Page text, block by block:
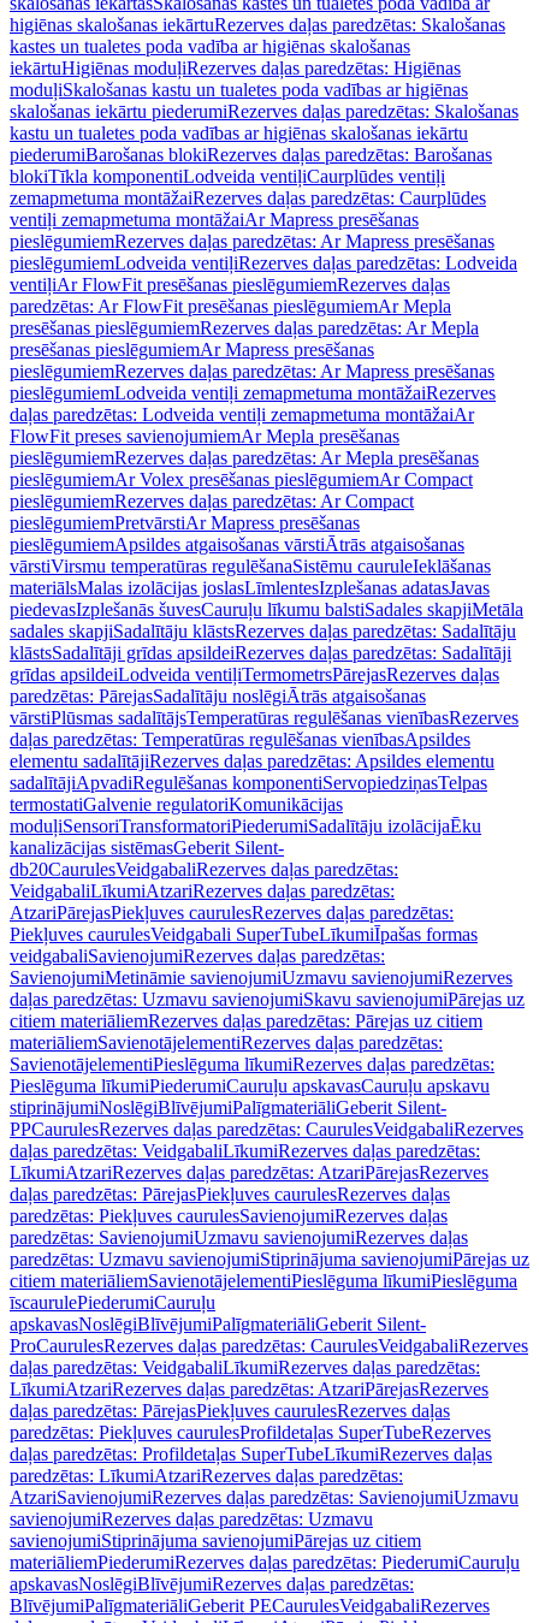
higiēnas skalošanas iekārtuRezerves daļas paredzētas: Skalošanas
kastes un tualetes poda vadība ar higiēnas skalošanas
iekārtuHigiēnas moduļiRezerves daļas paredzētas: Higiēnas
moduļiSkalošanas kastu un tualetes poda vadības ar higiēnas
skalošanas iekārtu piederumiRezerves daļas paredzētas: Skalošanas
kastu un tualetes poda vadības ar higiēnas skalošanas iekārtu
piederumiBarošanas blokiRezerves daļas paredzētas: Barošanas
blokiTīkla komponentiLodveida ventiļiCaurplūdes ventiļi
zemapmetuma montāžaiRezerves daļas paredzētas: Caurplūdes
ventiļi zemapmetuma montāžaiAr Mapress presēšanas
pieslēgumiemRezerves daļas paredzētas: Ar Mapress presēšanas
pieslēgumiemLodveida ventiļiRezerves daļas paredzētas: Lodveida
ventiļiAr FlowFit presēšanas pieslēgumiemRezerves daļas
paredzētas: Ar FlowFit presēšanas pieslēgumiemAr Mepla
presēšanas pieslēgumiemRezerves daļas paredzētas: Ar Mepla
presēšanas pieslēgumiemAr Mapress presēšanas
pieslēgumiemRezerves daļas paredzētas: Ar Mapress presēšanas
pieslēgumiemLodveida ventiļi zemapmetuma montāžaiRezerves
daļas paredzētas: Lodveida ventiļi zemapmetuma montāžaiAr
FlowFit preses savienojumiemAr Mepla presēšanas
pieslēgumiemRezerves daļas paredzētas: Ar Mepla presēšanas
pieslēgumiemAr Volex presēšanas pieslēgumiemAr Compact
pieslēgumiemRezerves daļas paredzētas: Ar Compact
pieslēgumiemPretvārstiAr Mapress presēšanas
pieslēgumiemApsildes atgaisošanas vārstiĀtrās atgaisošanas
vārstiVirsmu temperatūras regulēšanaSistēmu cauruleIeklāšanas
materiālsMalas izolācijas joslasLīmlentesIzplešanas adatasJavas
piedevasIzplešanās šuvesCauruļu līkumu balstiSadales skapjiMetāla
sadales skapjiSadalītāju klāstsRezerves daļas paredzētas: Sadalītāju
klāstsSadalītāji grīdas apsildeiRezerves daļas paredzētas: Sadalītāji
grīdas apsildeiLodveida ventiļiTermometrsPārejasRezerves daļas
paredzētas: PārejasSadalītāju noslēgiĀtrās atgaisošanas
vārstiPlūsmas sadalītājsTemperatūras regulēšanas vienībasRezerves
daļas paredzētas: Temperatūras regulēšanas vienībasApsildes
elementu sadalītājiRezerves daļas paredzētas: Apsildes elementu
sadalītājiApvadiRegulēšanas komponentiServopiedziņasTelpas
termostatiGalvenie regulatoriKomunikācijas
moduļiSensoriTransformatoriPiederumiSadalītāju izolācijaĒku
kanalizācijas sistēmasGeberit Silent-
db20CaurulesVeidgabaliRezerves daļas paredzētas:
VeidgabaliLīkumiAtzariRezerves daļas paredzētas:
AtzariPārejasPiekļuves caurulesRezerves daļas paredzētas:
Piekļuves caurulesVeidgabali SuperTubeLīkumiĪpašas formas
veidgabaliSavienojumiRezerves daļas paredzētas:
SavienojumiMetināmie savienojumiUzmavu savienojumiRezerves
daļas paredzētas: Uzmavu savienojumiSkavu savienojumiPārejas uz
citiem materiāliemRezerves daļas paredzētas: Pārejas uz citiem
materiāliemSavienotājelementiRezerves daļas paredzētas:
SavienotājelementiPieslēguma līkumiRezerves daļas paredzētas:
Pieslēguma līkumiPiederumiCauruļu apskavasCauruļu apskavu
stiprinājumiNoslēgiBlīvējumiPalīgmateriāliGeberit Silent-
PPCaurulesRezerves daļas paredzētas: CaurulesVeidgabaliRezerves
daļas paredzētas: VeidgabaliLīkumiRezerves daļas paredzētas:
LīkumiAtzariRezerves daļas paredzētas: AtzariPārejasRezerves
daļas paredzētas: PārejasPiekļuves caurulesRezerves daļas
paredzētas: Piekļuves caurulesSavienojumiRezerves daļas
paredzētas: SavienojumiUzmavu savienojumiRezerves daļas
paredzētas: Uzmavu savienojumiStiprinājuma savienojumiPārejas uz
citiem materiāliemSavienotājelementiPieslēguma līkumiPieslēguma
īscaurulePiederumiCauruļu
apskavasNoslēgiBlīvējumiPalīgmateriāliGeberit Silent-
ProCaurulesRezerves daļas paredzētas: CaurulesVeidgabaliRezerves
daļas paredzētas: VeidgabaliLīkumiRezerves daļas paredzētas:
LīkumiAtzariRezerves daļas paredzētas: AtzariPārejasRezerves
daļas paredzētas: PārejasPiekļuves caurulesRezerves daļas
paredzētas: Piekļuves caurulesProfildetaļas SuperTubeRezerves
daļas paredzētas: Profildetaļas SuperTubeLīkumiRezerves daļas
paredzētas: LīkumiAtzariRezerves daļas paredzētas:
AtzariSavienojumiRezerves daļas paredzētas: SavienojumiUzmavu
savienojumiRezerves daļas paredzētas: Uzmavu
savienojumiStiprinājuma savienojumiPārejas uz citiem
materiāliemPiederumiRezerves daļas paredzētas: PiederumiCauruļu
apskavasNoslēgiBlīvējumiRezerves daļas paredzētas:
BlīvējumiPalīgmateriāliGeberit PECaurulesVeidgabaliRezerves